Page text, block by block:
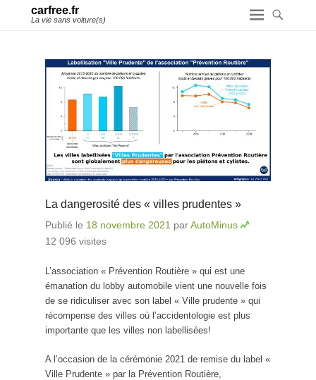
carfree.fr
La vie sans voiture(s)
La dangerosité des « villes prudentes »
Publié le 18 novembre 2021 parAutoMinus
12 096 visites
L’association « Prévention Routière » qui est une
émanation du lobby automobile vient une nouvelle fois
de se ridiculiser avec son label « Ville prudente » qui
récompense des villes où l’accidentologie est plus
importante que les villes non labellisées!
A l’occasion de la cérémonie 2021 de remise du label «
Ville Prudente » par la Prévention Routière,